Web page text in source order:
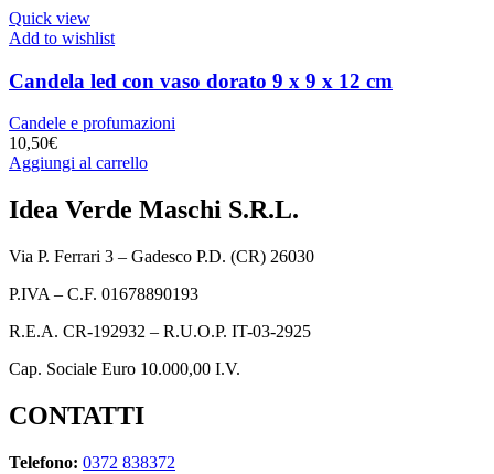
Quick view
Add to wishlist
Candela led con vaso dorato 9 x 9 x 12 cm
Candele e profumazioni
10,50€
Aggiungi al carrello
Idea Verde Maschi S.R.L.
Via P. Ferrari 3 – Gadesco P.D. (CR) 26030
P.IVA – C.F. 01678890193
R.E.A. CR-192932 – R.U.O.P. IT-03-2925
Cap. Sociale Euro 10.000,00 I.V.
CONTATTI
Telefono: 0372 838372